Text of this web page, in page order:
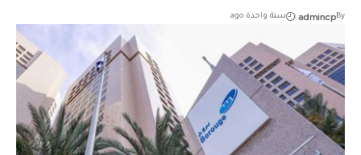
By
admincp سنة واحدة ago